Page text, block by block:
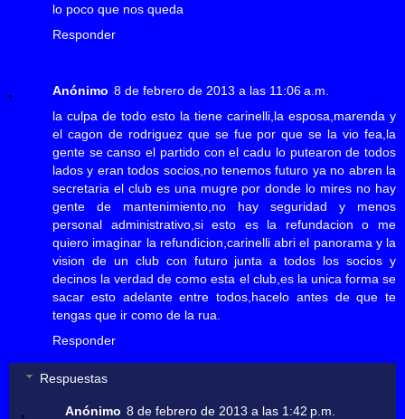
lo poco que nos queda
Responder
Anónimo 8 de febrero de 2013 a las 11:06 a.m.
la culpa de todo esto la tiene carinelli,la esposa,marenda y
el cagon de rodriguez que se fue por que se la vio fea,la
gente se canso el partido con el cadu lo putearon de todos
lados y eran todos socios,no tenemos futuro ya no abren la
secretaria el club es una mugre por donde lo mires no hay
gente de mantenimiento,no hay seguridad y menos
personal administrativo,si esto es la refundacion o me
quiero imaginar la refundicion,carinelli abri el panorama y la
vision de un club con futuro junta a todos los socios y
decinos la verdad de como esta el club,es la unica forma se
sacar esto adelante entre todos,hacelo antes de que te
tengas que ir como de la rua.
Responder
Respuestas
Anónimo 8 de febrero de 2013 a las 1:42 p.m.